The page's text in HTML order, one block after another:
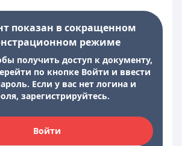
показан в сокращенном
режиме
получить доступ к документу,
по кнопке Войти и ввести
Если у вас нет логина и
зарегистрируйтесь.
Войти